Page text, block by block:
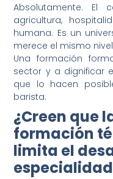
Absolutamente. El
agricultura,
humana. Es un
merece el mismo
Una formación
sector y a dignificar
que lo hacen
barista.
¿Creen que
formación
limita el